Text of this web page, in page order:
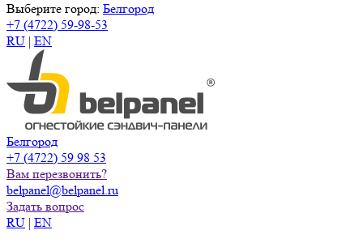
Выберите город: Белгород
+7 (4722) 59-98-53
RU | EN
Белгород
+7 (4722) 59 98 53
Вам перезвонить?
belpanel@belpanel.ru
Задать вопрос
RU | EN